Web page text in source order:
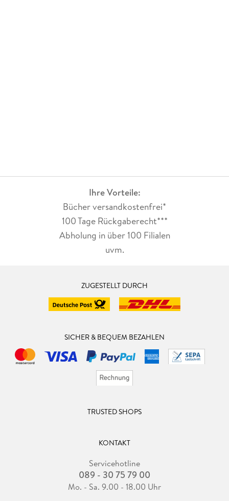
Ihre Vorteile:
Bücher versandkostenfrei*
100 Tage Rückgaberecht***
Abholung in über 100 Filialen
uvm.
ZUGESTELLT DURCH
SICHER & BEQUEM BEZAHLEN
TRUSTED SHOPS
KONTAKT
Servicehotline
089 - 30 75 79 00
Mo. - Sa. 9.00 - 18.00 Uhr